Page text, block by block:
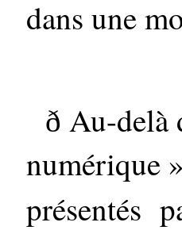
dans une
ð Au-delà
numérique
présentés